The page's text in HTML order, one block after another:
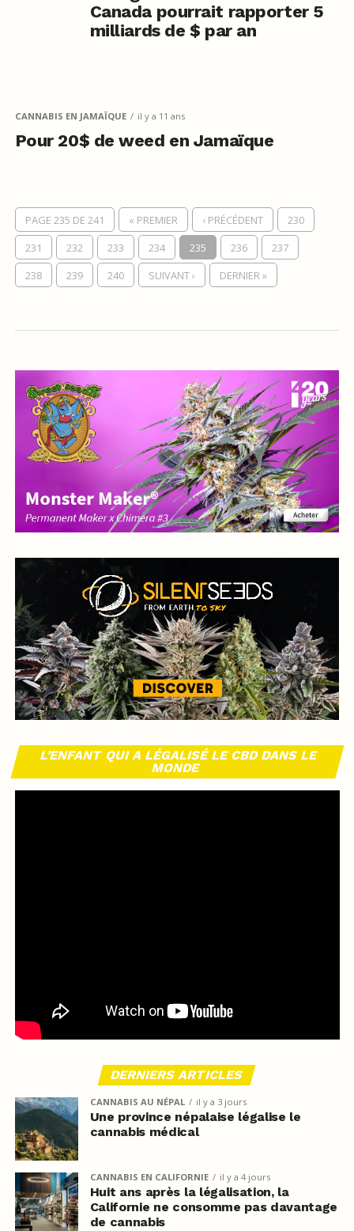
Canada pourrait rapporter 5
milliards de $ par an
CANNABIS EN JAMAÏQUE il y a 11 ans
Pour 20$ de weed en Jamaïque
PAGE 235 DE 241 « PREMIER ‹ PRÉCÉDENT
230
231
232 233 234 235 236
237
238
239 240 SUIVANT › DERNIER »
L’ENFANT QUI A LÉGALISÉ LE CBD DANS LE
MONDE
DERNIERS ARTICLES
CANNABIS AU NÉPAL il y a 3 jours
Une province népalaise légalise le
cannabis médical
CANNABIS EN CALIFORNIE il y a 4 jours
Huit ans après la légalisation, la
Californie ne consomme pas davantage
de cannabis